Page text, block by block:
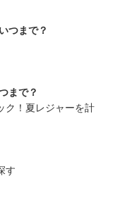
つまで？
まで？
ク！夏レジャーを計
す